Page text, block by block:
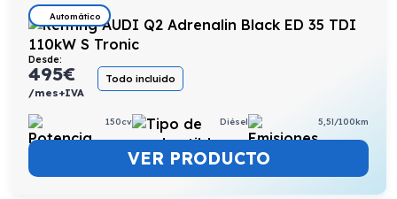
Automático
Desde:
495€
/mes+IVA
Todo incluido
150cv Diésel 5,5l/100km
VER PRODUCTO